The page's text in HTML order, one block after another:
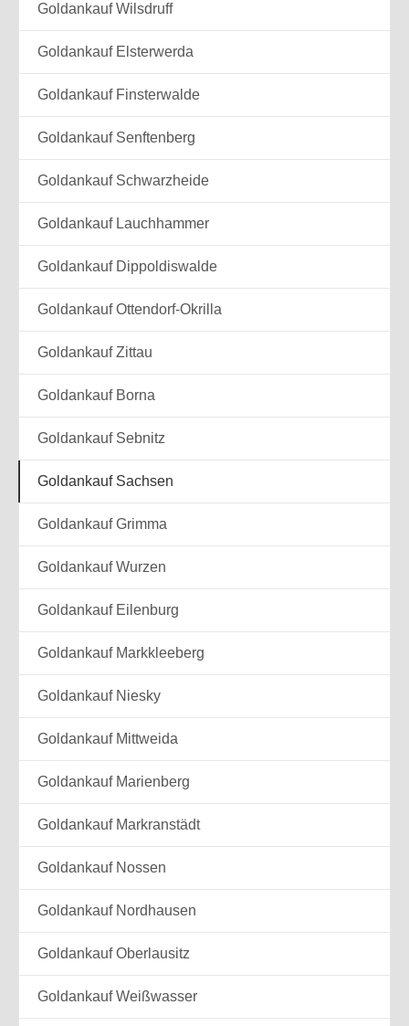
Goldankauf Wilsdruff
Goldankauf Elsterwerda
Goldankauf Finsterwalde
Goldankauf Senftenberg
Goldankauf Schwarzheide
Goldankauf Lauchhammer
Goldankauf Dippoldiswalde
Goldankauf Ottendorf-Okrilla
Goldankauf Zittau
Goldankauf Borna
Goldankauf Sebnitz
Goldankauf Sachsen
Goldankauf Grimma
Goldankauf Wurzen
Goldankauf Eilenburg
Goldankauf Markkleeberg
Goldankauf Niesky
Goldankauf Mittweida
Goldankauf Marienberg
Goldankauf Markranstädt
Goldankauf Nossen
Goldankauf Nordhausen
Goldankauf Oberlausitz
Goldankauf Weißwasser